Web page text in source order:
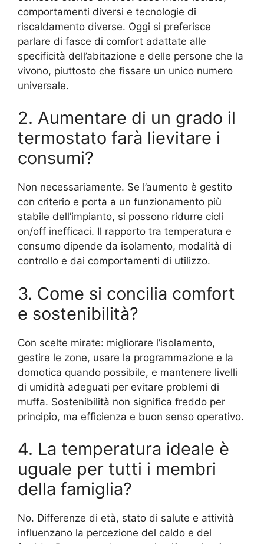
comportamenti diversi e tecnologie di
riscaldamento diverse. Oggi si preferisce
parlare di fasce di comfort adattate alle
specificità dell’abitazione e delle persone che la
vivono, piuttosto che fissare un unico numero
universale.
2. Aumentare di un grado il
termostato farà lievitare i
consumi?
Non necessariamente. Se l’aumento è gestito
con criterio e porta a un funzionamento più
stabile dell’impianto, si possono ridurre cicli
on/off inefficaci. Il rapporto tra temperatura e
consumo dipende da isolamento, modalità di
controllo e dai comportamenti di utilizzo.
3. Come si concilia comfort
e sostenibilità?
Con scelte mirate: migliorare l’isolamento,
gestire le zone, usare la programmazione e la
domotica quando possibile, e mantenere livelli
di umidità adeguati per evitare problemi di
muffa. Sostenibilità non significa freddo per
principio, ma efficienza e buon senso operativo.
4. La temperatura ideale è
uguale per tutti i membri
della famiglia?
No. Differenze di età, stato di salute e attività
influenzano la percezione del caldo e del